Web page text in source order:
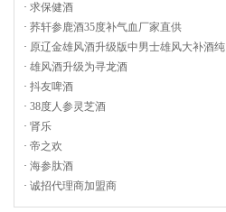
· 求保健酒
· 荞轩参鹿酒35度补气血厂家直供
· 原辽金雄风酒升级版中男士雄风大补酒纯
· 雄风酒升级为寻龙酒
· 抖友啤酒
· 38度人参灵芝酒
· 肾乐
· 帝之欢
· 海参肽酒
· 诚招代理商加盟商